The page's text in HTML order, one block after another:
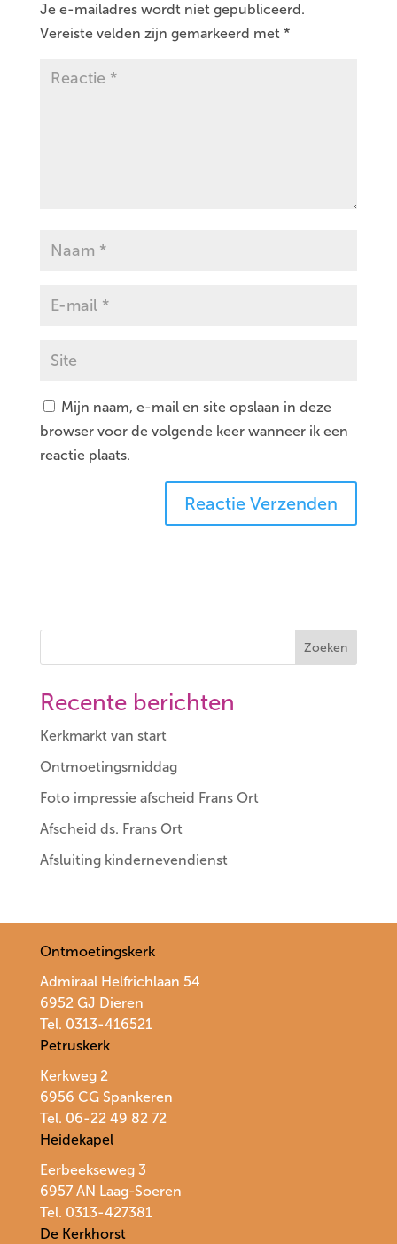
Je e-mailadres wordt niet gepubliceerd.
Vereiste velden zijn gemarkeerd met *
Mijn naam, e-mail en site opslaan in deze
browser voor de volgende keer wanneer ik een
reactie plaats.
Zoeken
Recente berichten
Kerkmarkt van start
Ontmoetingsmiddag
Foto impressie afscheid Frans Ort
Afscheid ds. Frans Ort
Afsluiting kindernevendienst
Ontmoetingskerk
Admiraal Helfrichlaan 54
6952 GJ Dieren
Tel. 0313-416521
Petruskerk
Kerkweg 2
6956 CG Spankeren
Tel. 06-22 49 82 72
Heidekapel
Eerbeekseweg 3
6957 AN Laag-Soeren
Tel. 0313-427381
De Kerkhorst